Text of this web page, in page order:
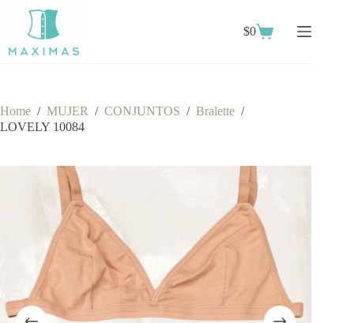
content
Shopping
$0
Home / MUJER / CONJUNTOS / Bralette /
LOVELY 10084